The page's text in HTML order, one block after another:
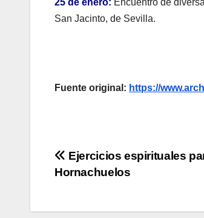
San Jacinto, de Sevilla.
Fuente original: https://
Navegación
entradas
Ejercicios espirituales
Hornachuelos